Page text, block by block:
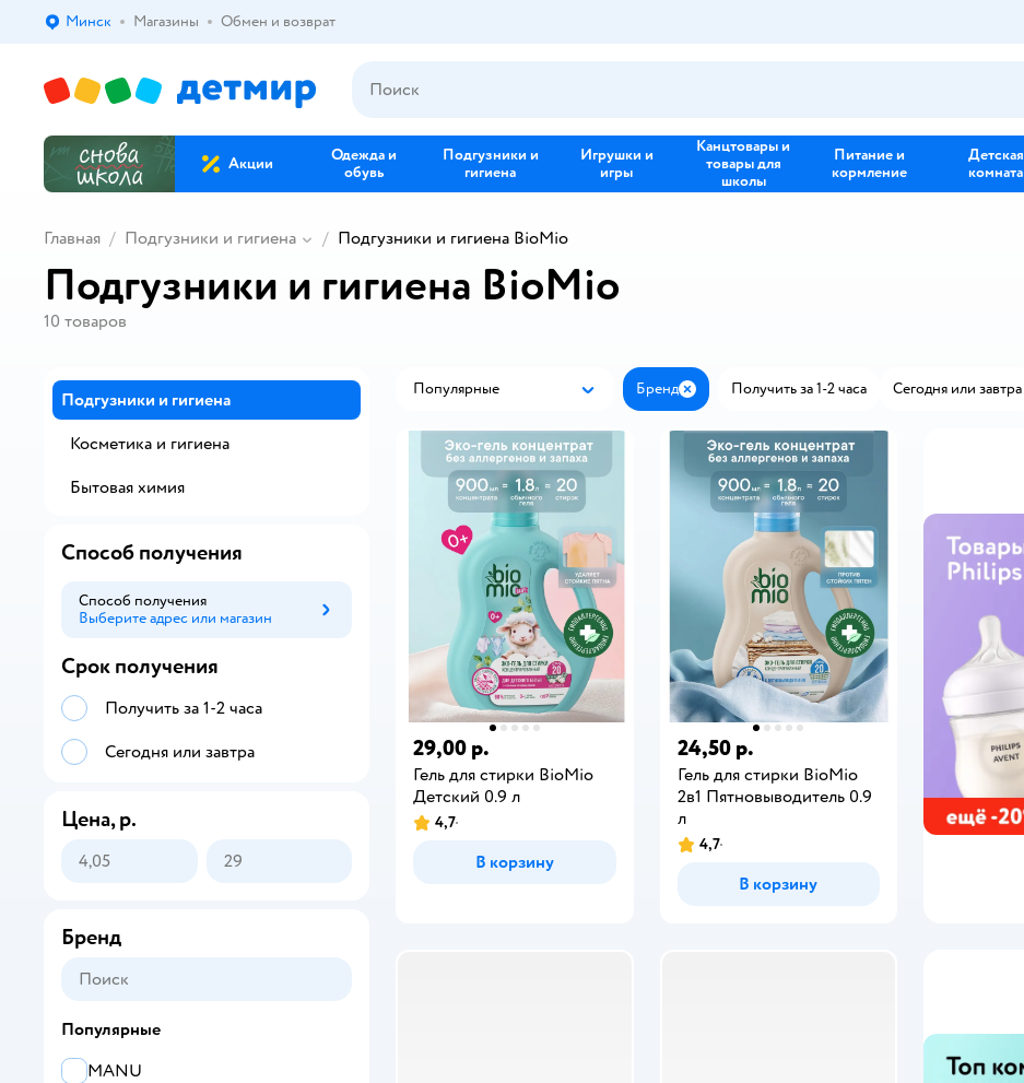
Выбор адреса доставки.
Минск Магазины Обмен и возврат
Акции
Одежда и
обувь
Подгузники и
гигиена
Игрушки и
игры
Канцтовары и
товары для
школы
Питание и
кормление
Детская
комната
Главная Подгузники и гигиена Подгузники и гигиена BioMio
Подгузники и гигиена BioMio
10 товаров
Популярные
Популярные Бренд ЗакрытьПолучить за 1-2 часа Сегодня или завтра
29,00 р.
Гель для стирки BioMio
Детский 0.9 л
4,7
В корзину
24,50 р.
Гель для стирки BioMio
2в1 Пятновыводитель 0.9
л
4,7
В корзину
Подгузники и гигиена
Косметика и гигиена
Бытовая химия
Способ получения
Способ получения
Выберите адрес или магазин
Способ получения
Срок получения
Получить за 1-2 часа
Сегодня или завтра
Цена, р.
Бренд
Популярные
MANU